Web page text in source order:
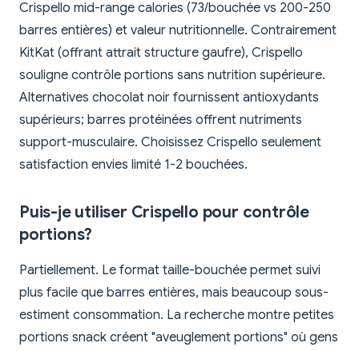
Crispello mid-range calories (73/bouchée vs 200-250
barres entières) et valeur nutritionnelle. Contrairement
KitKat (offrant attrait structure gaufre), Crispello
souligne contrôle portions sans nutrition supérieure.
Alternatives chocolat noir fournissent antioxydants
supérieurs; barres protéinées offrent nutriments
support-musculaire. Choisissez Crispello seulement
satisfaction envies limité 1-2 bouchées.
Puis-je utiliser Crispello pour contrôle
portions?
Partiellement. Le format taille-bouchée permet suivi
plus facile que barres entières, mais beaucoup sous-
estiment consommation. La recherche montre petites
portions snack créent "aveuglement portions" où gens